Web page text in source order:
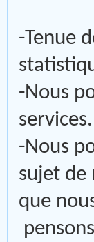
-Tenue
-Nous
services.
-Nous
sujet de
que